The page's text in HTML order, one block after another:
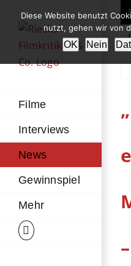
Inhalt
springen
Filme
Interviews
News
Gewinnspiel
Mehr
–
Diese Website benutzt
nutzt, gehen wir von
OK Nein